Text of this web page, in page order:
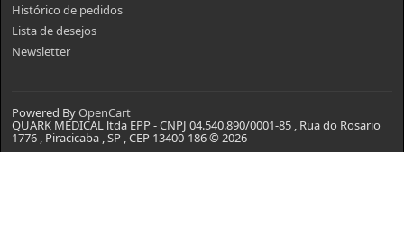
Histórico de pedidos
Lista de desejos
Newsletter
Powered ByOpenCart
QUARK MEDICAL ltda EPP - CNPJ 04.540.890/0001-85 , Rua do Rosario
1776 , Piracicaba , SP , CEP 13400-186 © 2026